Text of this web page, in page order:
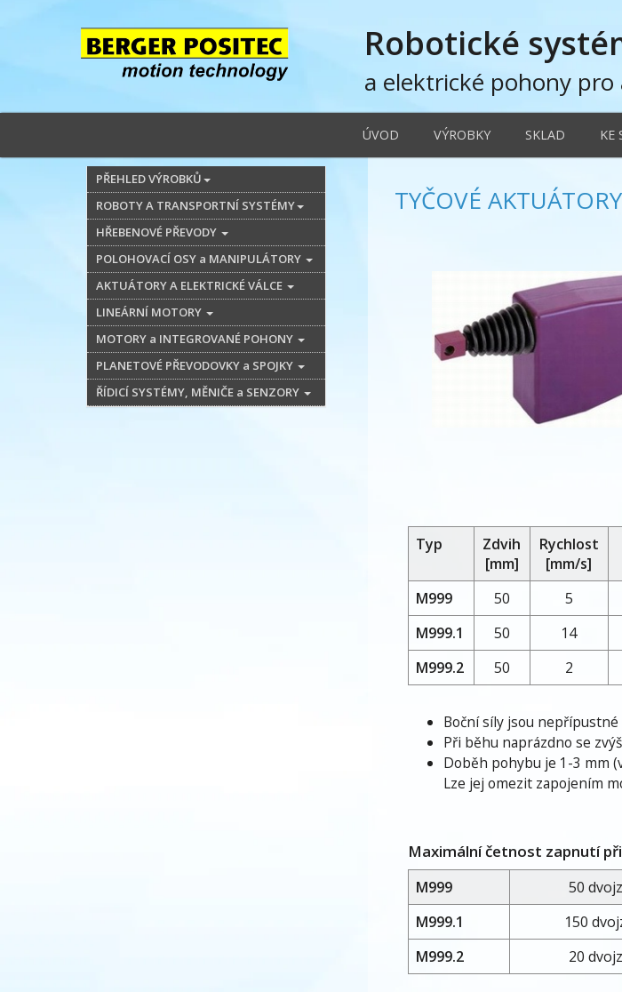
Robotické
a elektrické pohony
ÚVOD VÝROBKY SKLAD KE
TYČOVÉ AKTUÁTORY
Typ
Zdvih
[mm]
Rychlost
[mm/s]
M999
50 5
M999.1
50 14
M999.2
50 2
Boční síly jsou nepřípustné
Při běhu naprázdno se
Doběh pohybu je 1-3 mm
Lze jej omezit zapojením
Maximální četnost zapnutí při
M999
50
M999.1
150
M999.2
20
PŘEHLED VÝROBKŮ
ROBOTY A TRANSPORTNÍ SYSTÉMY
HŘEBENOVÉ PŘEVODY
POLOHOVACÍ OSY a MANIPULÁTORY
AKTUÁTORY A ELEKTRICKÉ VÁLCE
LINEÁRNÍ MOTORY
MOTORY a INTEGROVANÉ POHONY
PLANETOVÉ PŘEVODOVKY a SPOJKY
ŘÍDICÍ SYSTÉMY, MĚNIČE a SENZORY